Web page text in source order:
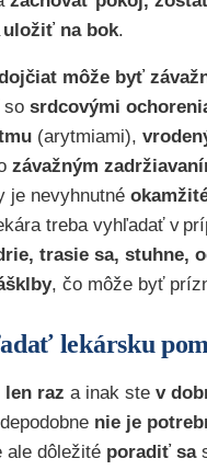
uložiť na bok.
môže byť
so srdcovými
(arytmiami),
závažným
je nevyhnutné
treba vyhľadať v
trasie sa, stuhne,
, čo môže byť
lekársku
len raz a inak ste v
nie je
ale dôležité poradiť sa